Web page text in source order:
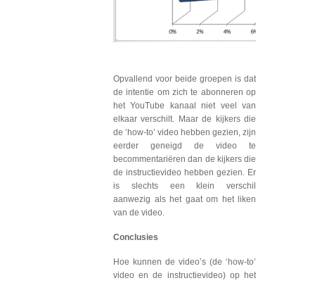
Opvallend voor beide groepen is dat
de intentie om zich te abonneren op
het YouTube kanaal niet veel van
elkaar verschilt. Maar de kijkers die
de ‘how-to’ video hebben gezien, zijn
eerder geneigd de video te
becommentariëren dan de kijkers die
de instructievideo hebben gezien. Er
is slechts een klein verschil
aanwezig als het gaat om het liken
van de video.
Conclusies
Hoe kunnen de video’s (de ‘how-to’
video en de instructievideo) op het